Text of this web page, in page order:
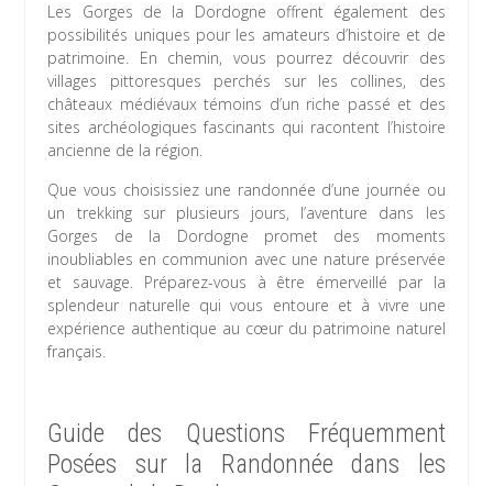
Les Gorges de la Dordogne offrent également des
possibilités uniques pour les amateurs d’histoire et de
patrimoine. En chemin, vous pourrez découvrir des
villages pittoresques perchés sur les collines, des
châteaux médiévaux témoins d’un riche passé et des
sites archéologiques fascinants qui racontent l’histoire
ancienne de la région.
Que vous choisissiez une randonnée d’une journée ou
un trekking sur plusieurs jours, l’aventure dans les
Gorges de la Dordogne promet des moments
inoubliables en communion avec une nature préservée
et sauvage. Préparez-vous à être émerveillé par la
splendeur naturelle qui vous entoure et à vivre une
expérience authentique au cœur du patrimoine naturel
français.
Guide des Questions Fréquemment
Posées sur la Randonnée dans les